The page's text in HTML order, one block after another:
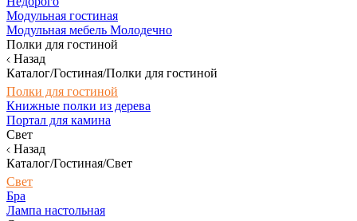
Модульная гостиная
Модульная мебель Молодечно
Полки для гостиной
Назад
Каталог/Гостиная/Полки для гостиной
Полки для гостиной
Книжные полки из дерева
Портал для камина
Свет
Назад
Каталог/Гостиная/Свет
Свет
Бра
Лампа настольная